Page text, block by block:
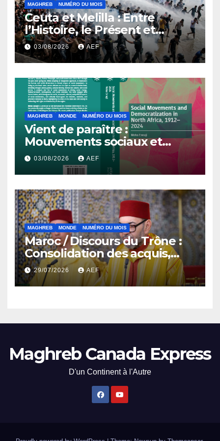
MAGHREB NUMÉRO DU MOIS
Ceuta et Melilla : Entre
l’Histoire, le Présent et
l’Avenir
03/08/2026 AEF
MAGHREB MONDE NUMÉRO DU MOIS
Vient de paraître :
Mouvements sociaux et
démocratisation en Afrique
du Nord, 1912-2024
03/08/2026 AEF
MAGHREB MONDE NUMÉRO DU MOIS
Maroc / Discours du Trône :
Consolidation des acquis,
résilience économique et
affirmation d’une
souveraineté stratégique
29/07/2026 AEF
Maghreb Canada Express
D'un Continent à l'Autre